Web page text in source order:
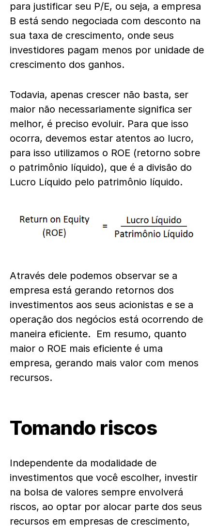
para justificar seu P/E, ou seja, a empresa
B está sendo negociada com desconto na
sua taxa de crescimento, onde seus
investidores pagam menos por unidade de
crescimento dos ganhos.
Todavia, apenas crescer não basta, ser
maior não necessariamente significa ser
melhor, é preciso evoluir. Para que isso
ocorra, devemos estar atentos ao lucro,
para isso utilizamos o ROE (retorno sobre
o patrimônio líquido), que é a divisão do
Lucro Líquido pelo patrimônio líquido.
Através dele podemos observar se a
empresa está gerando retornos dos
investimentos aos seus acionistas e se a
operação dos negócios está ocorrendo de
maneira eficiente. Em resumo, quanto
maior o ROE mais eficiente é uma
empresa, gerando mais valor com menos
recursos.
Tomando riscos
Independente da modalidade de
investimentos que você escolher, investir
na bolsa de valores sempre envolverá
riscos, ao optar por alocar parte dos seus
recursos em empresas de crescimento,